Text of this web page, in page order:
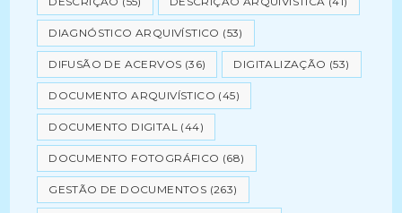
DIAGNÓSTICO ARQUIVÍSTICO (53)
DIFUSÃO DE ACERVOS (36) DIGITALIZAÇÃO (53)
DOCUMENTO ARQUIVÍSTICO (45)
DOCUMENTO DIGITAL (44)
DOCUMENTO FOTOGRÁFICO (68)
GESTÃO DE DOCUMENTOS (263)